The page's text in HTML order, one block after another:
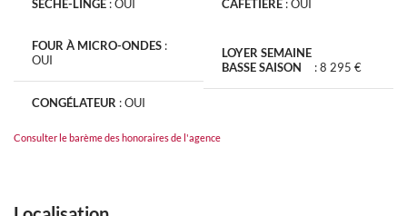
SÈCHE-LINGE :OUI CAFETIÈRE :OUI
FOUR À MICRO-ONDES :
OUI
CONGÉLATEUR :OUI
LOYER SEMAINE
BASSE SAISON
:8 295 €
Consulter le barème des honoraires de l'agence